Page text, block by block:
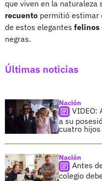
que viven en la naturaleza
recuento permitió estimar
de estos elegantes felinos
negras.
Últimas noticias
Nación
VIDEO:
a su
cuatro hijos
Nación
Antes
colegio